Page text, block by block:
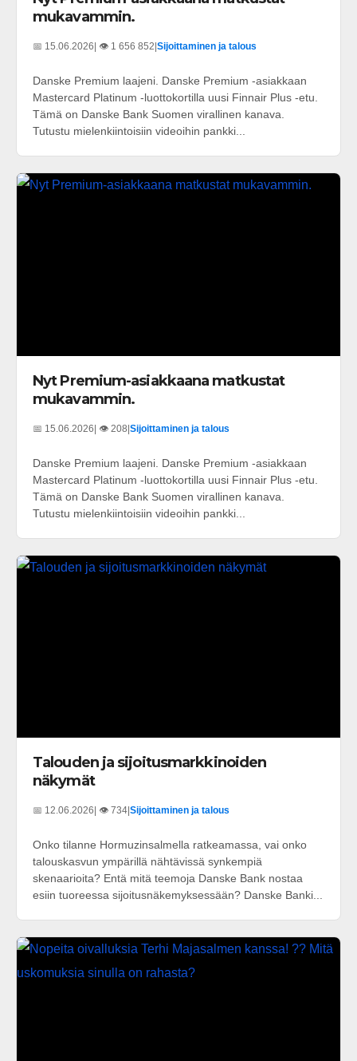
mukavammin.
📅 15.06.2026 | 👁️ 1 656 852 Sijoittaminen ja talous
Danske Premium laajeni. Danske Premium -asiakkaan
Mastercard Platinum -luottokortilla uusi Finnair Plus -etu.
Tämä on Danske Bank Suomen virallinen kanava.
Tutustu mielenkiintoisiin videoihin pankki...
Nyt Premium-asiakkaana matkustat
mukavammin.
📅 15.06.2026| 👁️ 208|Sijoittaminen ja talous
Danske Premium laajeni. Danske Premium -asiakkaan
Mastercard Platinum -luottokortilla uusi Finnair Plus -etu.
Tämä on Danske Bank Suomen virallinen kanava.
Tutustu mielenkiintoisiin videoihin pankki...
Talouden ja sijoitusmarkkinoiden
näkymät
📅 12.06.2026 | 👁️ 734 Sijoittaminen ja talous
Onko tilanne Hormuzinsalmella ratkeamassa, vai onko
talouskasvun ympärillä nähtävissä synkempiä
skenaarioita? Entä mitä teemoja Danske Bank nostaa
esiin tuoreessa sijoitusnäkemyksessään? Danske Banki...